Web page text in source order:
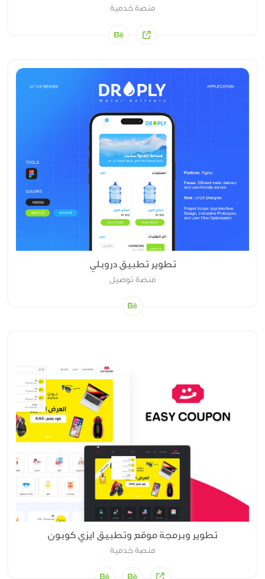
منصة خدمية
تطوير تطبيق دروبلي
منصة توصيل
تطوير وبرمجة موقع وتطبيق ايزي كوبون
منصة خدمية